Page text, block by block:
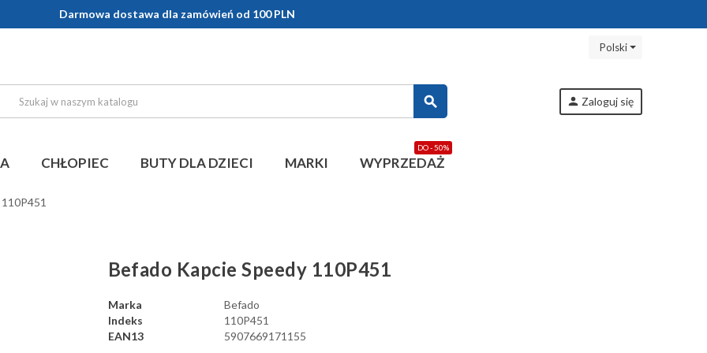
Darmowa dostawa dla zamówień od 100 PLN
Polski
search person Zaloguj się
CHŁOPIEC BUTY DLA DZIECI MARKI WYPRZEDAŻ
DO - 50%
Befado Kapcie Speedy 110P451
Marka
Befado
Indeks
110P451
EAN13
5907669171155